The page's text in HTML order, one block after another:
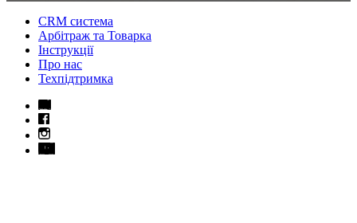
CRM система
Арбітраж та Товарка
Інструкції
Про нас
Техпідтримка